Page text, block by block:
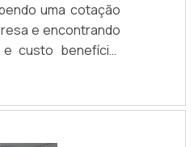
uma cotação
e encontrando
custo benefício.
infantil, com a
irá encontrar
com ótimo